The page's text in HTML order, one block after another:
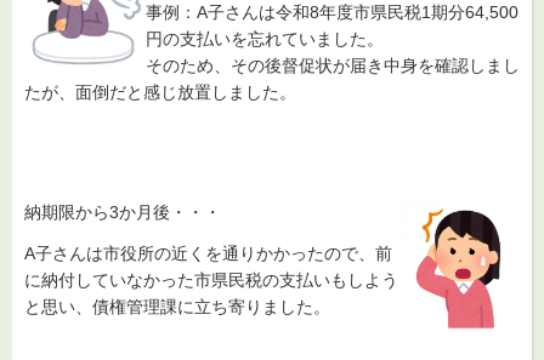
事例：A子さんは令和8年度市県民税1期分64,500
円の支払いを忘れていました。
そのため、その後督促状が届き中身を確認しまし
たが、面倒だと感じ放置しました。
納期限から3か月後・・・
A子さんは市役所の近くを通りかかったので、前
に納付していなかった市県民税の支払いもしよう
と思い、債権管理課に立ち寄りました。